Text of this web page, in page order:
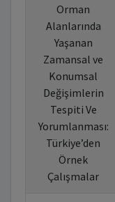
Orman
Alanlarında
Yaşanan
Zamansal ve
Konumsal
Değişimlerin
Tespiti Ve
Yorumlanması:
Türkiye’den
Örnek
Çalışmalar